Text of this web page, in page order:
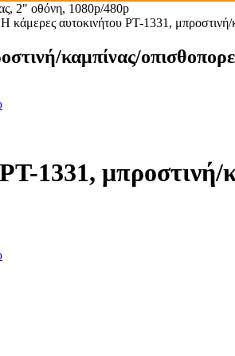
2" οθόνη, 1080p/480p
κάμερες αυτοκινήτου PT-1331,
καμπίνας/
1331, μπροστινή/